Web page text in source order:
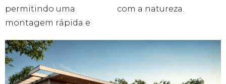
permitindo uma
montagem rápida e
com a natureza.